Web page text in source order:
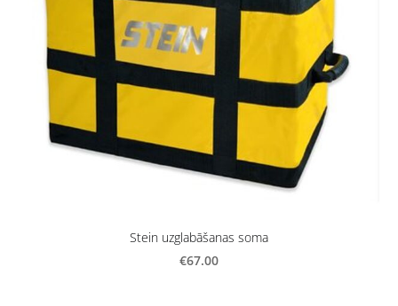
Stein uzglabāšanas soma
€67.00